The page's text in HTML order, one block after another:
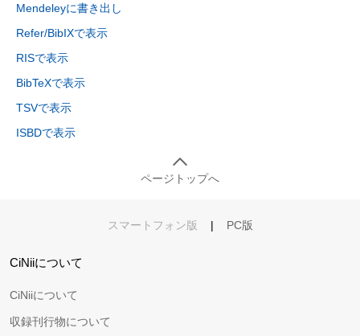
Mendeleyに書き出し
Refer/BibIXで表示
RISで表示
BibTeXで表示
TSVで表示
ISBDで表示
ページトップへ
スマートフォン版 | PC版
CiNiiについて
CiNiiについて
収録刊行物について